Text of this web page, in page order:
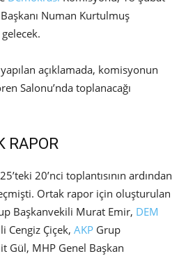
Başkanı Numan Kurtulmuş
açıklamada, komisyonun
Salonu’nda toplanacağı
RAPOR
20’nci toplantısının ardından
Ortak rapor için oluşturulan
Başkanvekili Murat Emir, DEM
Cengiz Çiçek, AKP Grup
Gül, MHP Genel Başkan